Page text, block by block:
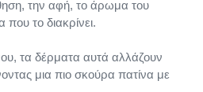
την αφή, το άρωμα του
που το διακρίνει.
τα δέρματα αυτά αλλάζουν
μια πιο σκούρα πατίνα με